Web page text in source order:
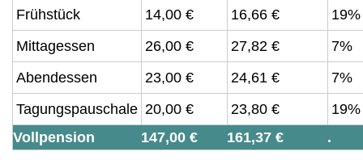
Frühstück
14,00 € 16,66 €
19%
Mittagessen
26,00 € 27,82 €
7%
Abendessen
23,00 € 24,61 €
7%
Tagungspauschale 20,00 € 23,80 €
19%
Vollpension
147,00 € 161,37 € .